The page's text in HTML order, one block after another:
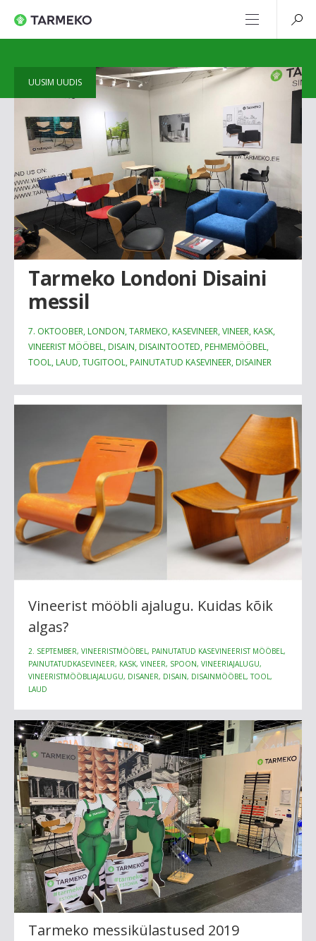
UUSIM UUDIS
Tarmeko Londoni Disaini
messil
7. OKTOOBER, LONDON, TARMEKO, KASEVINEER, VINEER, KASK,
VINEERIST MÖÖBEL, DISAIN, DISAINTOOTED, PEHMEMÖÖBEL,
TOOL, LAUD, TUGITOOL, PAINUTATUD KASEVINEER, DISAINER
Vineerist mööbli ajalugu. Kuidas kõik
algas?
2. SEPTEMBER, VINEERISTMÖÖBEL, PAINUTATUD KASEVINEERIST MÖÖBEL,
PAINUTATUDKASEVINEER, KASK, VINEER, SPOON, VINEERIAJALUGU,
VINEERISTMÖÖBLIAJALUGU, DISANER, DISAIN, DISAINMÖÖBEL, TOOL,
LAUD
Tarmeko messikülastused 2019